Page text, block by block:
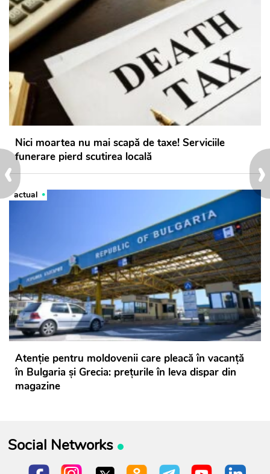
›
‹
Nici moartea nu mai scapă de taxe! Serviciile
funerare pierd scutirea locală
actual
Atenție pentru moldovenii care pleacă în vacanță
în Bulgaria și Grecia: prețurile în leva dispar din
magazine
Social Networks